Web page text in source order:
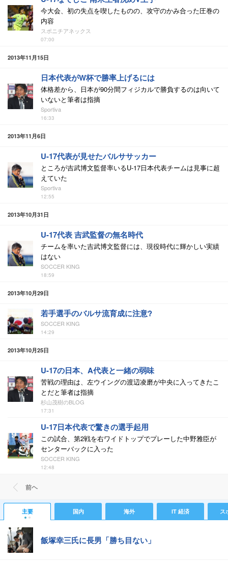
今大会、初の失点を喫したものの、攻守のかみ合った圧巻の
内容
スポニチアネックス
07:00
2013年11月15日
日本代表がW杯で勝率上げるには
体格差から、日本が90分間フィジカルで勝負するのは向いて
いないと筆者は指摘
Sportiva
16:33
2013年11月6日
U-17代表が見せたバルササッカー
ところが吉武博文監督率いるU-17日本代表チームは見事に超
えていた
Sportiva
12:55
2013年10月31日
U-17代表 吉武監督の無名時代
チームを率いた吉武博文監督には、現役時代に輝かしい実績
はない
SOCCER KING
18:59
2013年10月29日
若手選手のバルサ流育成に注意?
SOCCER KING
14:29
2013年10月25日
U-17の日本、A代表と一緒の弱味
苦戦の理由は、左ウイングの渡辺凌磨が中央に入ってきたこ
とだと筆者は指摘
杉山茂樹のBLOG
17:31
U-17日本代表で驚きの選手起用
この試合、第2戦を右ワイドトップでプレーした中野雅臣が
センターバックに入った
SOCCER KING
12:48
前ヘ
主要 国内 海外 IT 経済 ス
飯塚幸三氏に長男「勝ち目ない」